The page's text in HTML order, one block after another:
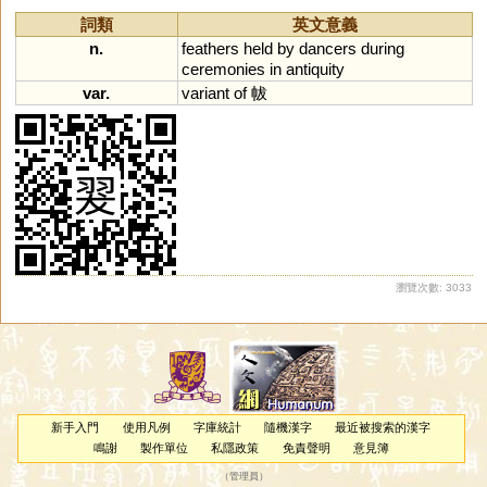
匢 冹 啒 柭 柫 烼 圣
詞類
英文意義
n.
feathers held by dancers during
ceremonies in antiquity
var.
variant of帗
瀏覽次數: 3033
新手入門 使用凡例 字庫統計 隨機漢字
最近被搜索的漢字
鳴謝
製作單位 私隱政策 免責聲明 意見簿
（管理員 ）